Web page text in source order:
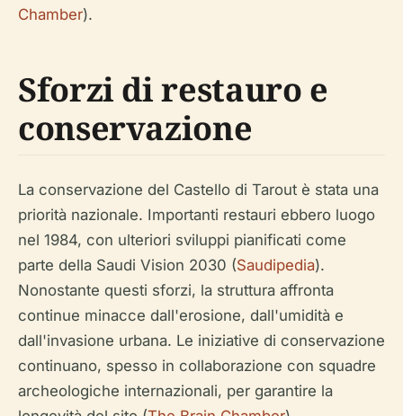
Chamber).
Sforzi di restauro e
conservazione
La conservazione del Castello di Tarout è stata una
priorità nazionale. Importanti restauri ebbero luogo
nel 1984, con ulteriori sviluppi pianificati come
parte della Saudi Vision 2030 (Saudipedia).
Nonostante questi sforzi, la struttura affronta
continue minacce dall'erosione, dall'umidità e
dall'invasione urbana. Le iniziative di conservazione
continuano, spesso in collaborazione con squadre
archeologiche internazionali, per garantire la